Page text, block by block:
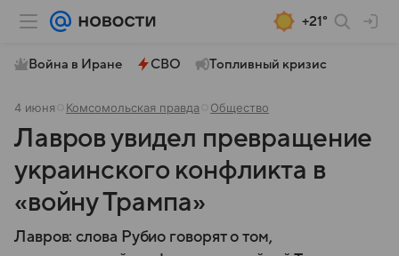
+21°
Война в Иране СВО Топливный кризис
4 июня Комсомольская правда Общество
Лавров увидел превращение
украинского конфликта в
«войну Трампа»
Лавров: слова Рубио говорят о том,